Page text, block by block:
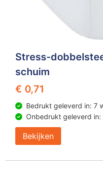
Stress-
schuim
€ 0,71
Bedrukt geleverd in: 7
Onbedrukt geleverd
Bekijken